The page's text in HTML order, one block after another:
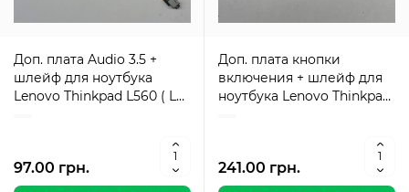
Доп. плата Audio 3.5 +
шлейф для ноутбука
Lenovo Thinkpad L560 ( LS-
97.00 грн.
Доп. плата кнопки
включения + шлейф для
ноутбука Lenovo Thinkpad
241.00 грн.